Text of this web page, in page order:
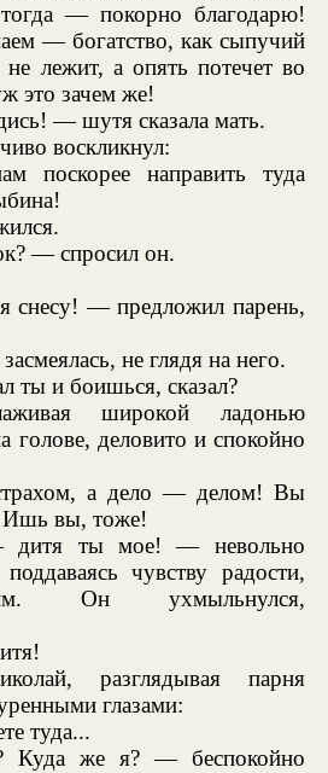
— покорно благодарю!
— богатство, как сыпучий
лежит, а опять потечет во
это зачем же!
— шутя сказала мать.
воскликнул:
направить туда
— спросил он.
— предложил парень,
не глядя на него.
ты и боишься, сказал?
широкой ладонью
голове, деловито и спокойно
а дело — делом! Вы
Ишь вы, тоже!
ты мое! — невольно
чувству радости,
Он ухмыльнулся,
разглядывая парня
глазами:
туда...
же я? — беспокойно